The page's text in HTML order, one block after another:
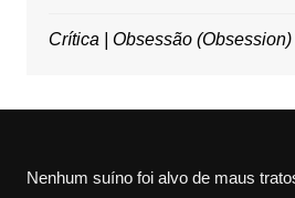
Crítica | Obsessão (Obsession)
Nenhum suíno foi alvo de maus